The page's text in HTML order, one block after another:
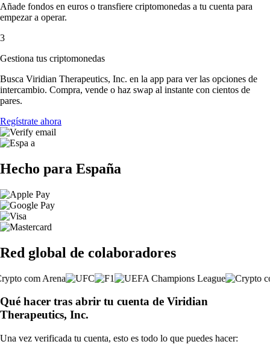
Añade fondos en euros o transfiere criptomonedas a tu cuenta para
empezar a operar.
3
Gestiona tus criptomonedas
Busca Viridian Therapeutics, Inc. en la app para ver las opciones de
intercambio. Compra, vende o haz swap al instante con cientos de
pares.
Regístrate ahora
Hecho para España
Red global de colaboradores
Qué hacer tras abrir tu cuenta de Viridian
Therapeutics, Inc.
Una vez verificada tu cuenta, esto es todo lo que puedes hacer: